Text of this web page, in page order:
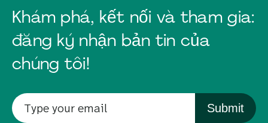
Khám phá, kết nối và tham gia:
đăng ký nhận bản tin của
chúng tôi!
Submit